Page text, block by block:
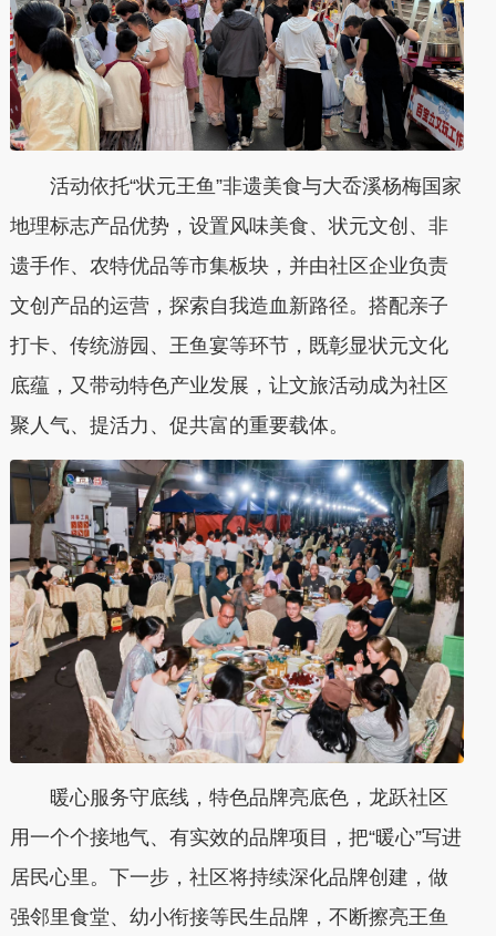
活动依托“状元王鱼”非遗美食与大岙溪杨梅国家
地理标志产品优势，设置风味美食、状元文创、非
遗手作、农特优品等市集板块，并由社区企业负责
文创产品的运营，探索自我造血新路径。搭配亲子
打卡、传统游园、王鱼宴等环节，既彰显状元文化
底蕴，又带动特色产业发展，让文旅活动成为社区
聚人气、提活力、促共富的重要载体。
暖心服务守底线，特色品牌亮底色，龙跃社区
用一个个接地气、有实效的品牌项目，把“暖心”写进
居民心里。下一步，社区将持续深化品牌创建，做
强邻里食堂、幼小衔接等民生品牌，不断擦亮王鱼